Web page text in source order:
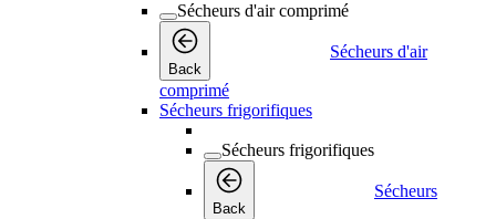
Sécheurs d'air comprimé
Back
Sécheurs d'air
comprimé
Sécheurs frigorifiques
Sécheurs frigorifiques
Back
Sécheurs